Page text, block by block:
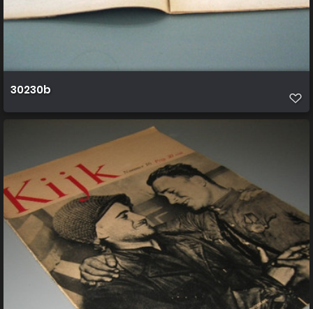
30230b